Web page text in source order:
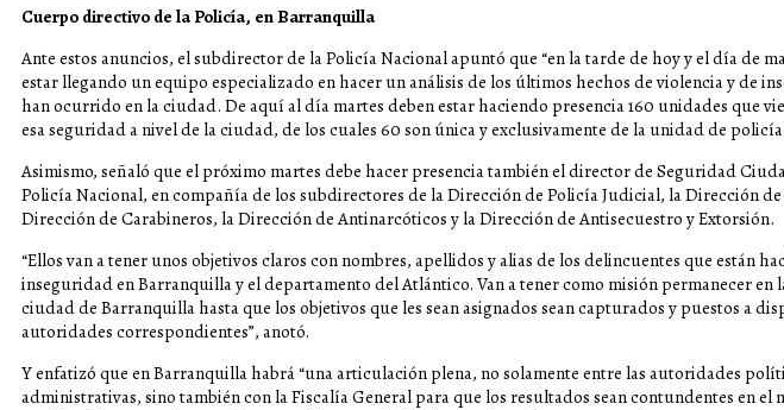
Cuerpo directivo de la Policía, en Barranquilla
Ante estos anuncios, el subdirector de la Policía Nacional apuntó que “en la tarde de hoy y el día de
estar llegando un equipo especializado en hacer un análisis de los últimos hechos de violencia y de
han ocurrido en la ciudad. De aquí al día martes deben estar haciendo presencia 160 unidades que
esa seguridad a nivel de la ciudad, de los cuales 60 son única y exclusivamente de la unidad de
Asimismo, señaló que el próximo martes debe hacer presencia también el director de Seguridad
Policía Nacional, en compañía de los subdirectores de la Dirección de Policía Judicial, la Dirección
Dirección de Carabineros, la Dirección de Antinarcóticos y la Dirección de Antisecuestro y Extorsión.
“Ellos van a tener unos objetivos claros con nombres, apellidos y alias de los delincuentes que están
inseguridad en Barranquilla y el departamento del Atlántico. Van a tener como misión permanecer en
ciudad de Barranquilla hasta que los objetivos que les sean asignados sean capturados y puestos a
autoridades correspondientes”, anotó.
Y enfatizó que en Barranquilla habrá “una articulación plena, no solamente entre las autoridades
administrativas, sino también con la Fiscalía General para que los resultados sean contundentes en el